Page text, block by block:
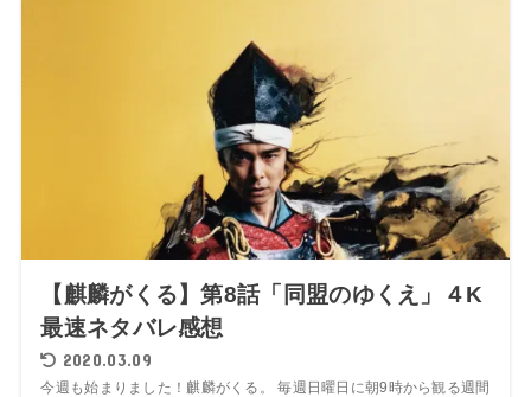
【麒麟がくる】第8話「同盟のゆくえ」４K
最速ネタバレ感想
2020.03.09
今週も始まりました！麒麟がくる。 毎週日曜日に朝9時から観る週間